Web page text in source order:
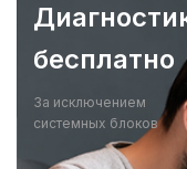
бесплатно
За исключением
системных блоков